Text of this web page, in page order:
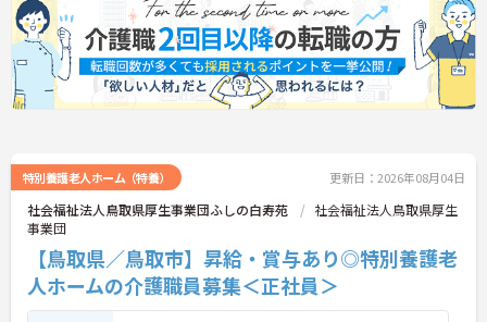
特別養護老人ホーム（特養） 更新日：2026年08月04日
社会福祉法人鳥取県厚生事業団ふしの白寿苑
社会福祉法人鳥取県厚生
事業団
【鳥取県／鳥取市】昇給・賞与あり◎特別養護老
人ホームの介護職員募集＜正社員＞